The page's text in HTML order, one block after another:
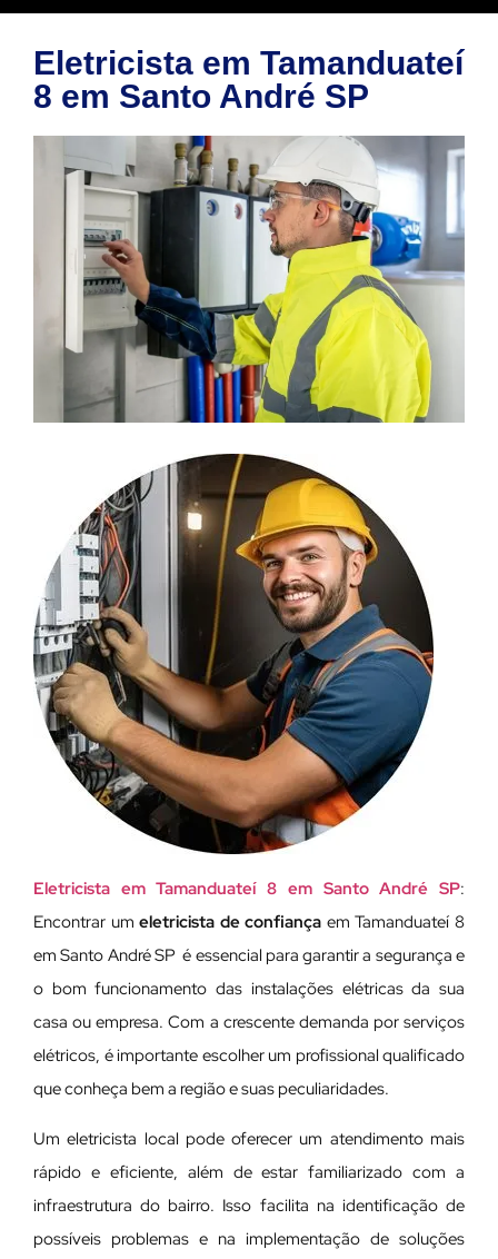
Eletricista em Tamanduateí
8 em Santo André SP
Eletricista em Tamanduateí 8 em Santo André SP:
Encontrar umeletricista de confiança em Tamanduateí 8
em Santo André SP é essencial para garantir a segurança e
o bom funcionamento das instalações elétricas da sua
casa ou empresa. Com a crescente demanda por serviços
elétricos, é importante escolher um profissional qualificado
que conheça bem a região e suas peculiaridades.
Um eletricista local pode oferecer um atendimento mais
rápido e eficiente, além de estar familiarizado com a
infraestrutura do bairro. Isso facilita na identificação de
possíveis problemas e na implementação de soluções